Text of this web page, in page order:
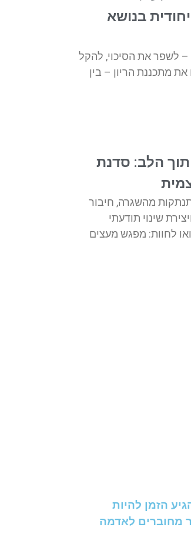
בנושא
– לשפר את הסיכוי, להקל
מתכננת הריון – בין
הלב: סדנת
מהשגרה, חיבור
שינוי תודעתי
לחוות: מפגש מעצים
הזמן להיות
מחוברים לאדמה